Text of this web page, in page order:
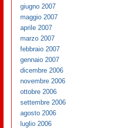
giugno 2007
maggio 2007
aprile 2007
marzo 2007
febbraio 2007
gennaio 2007
dicembre 2006
novembre 2006
ottobre 2006
settembre 2006
agosto 2006
luglio 2006